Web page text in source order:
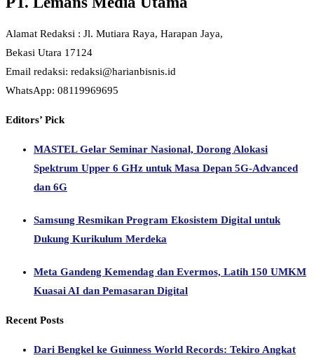
Editors’ Pick
MASTEL Gelar Seminar Nasional, Dorong Alokasi
Spektrum Upper 6 GHz untuk Masa Depan 5G-Advanced
dan 6G
Dukung Kurikulum Merdeka
Dari Bengkel ke Guinness World Records: Tekiro Angkat
Cermat Kelola Pengeluaran Digital, ShopeePay Bagikan 4